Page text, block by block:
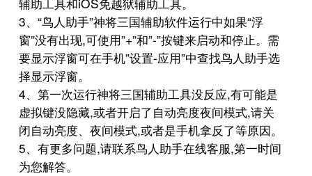
3、“鸟人助手”神将三国辅助软件运行中如果“浮
窗”没有出现,可使用”+”和”-”按键来启动和停止。需
要显示浮窗可在手机”设置-应用”中查找鸟人助手选
择显示浮窗。
4、第一次运行神将三国辅助工具没反应,有可能是
虚拟键没隐藏,或者开启了自动亮度夜间模式,请关
闭自动亮度、夜间模式,或者是手机拿反了等原因。
5、有更多问题,请联系鸟人助手在线客服,第一时间
为您解答。